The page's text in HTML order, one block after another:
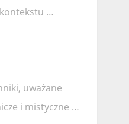
…
uważane
i mistyczne …